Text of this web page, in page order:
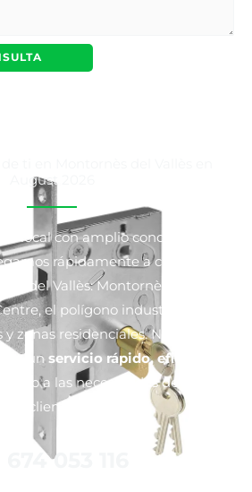
August 2026
local con amplio conocimiento
rápidamente a cualquier
del Vallès: Montornès Nord,
el polígono industrial,
y zonas residenciales. Nuestra
un servicio rápido, eficaz y
a las necesidades de cada
cliente.
674 053 116